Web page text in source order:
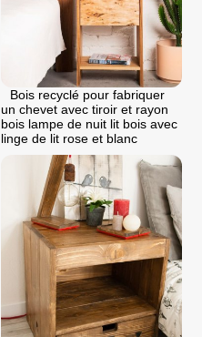
Bois recyclé pour fabriquer
un chevet avec tiroir et rayon
bois lampe de nuit lit bois avec
linge de lit rose et blanc